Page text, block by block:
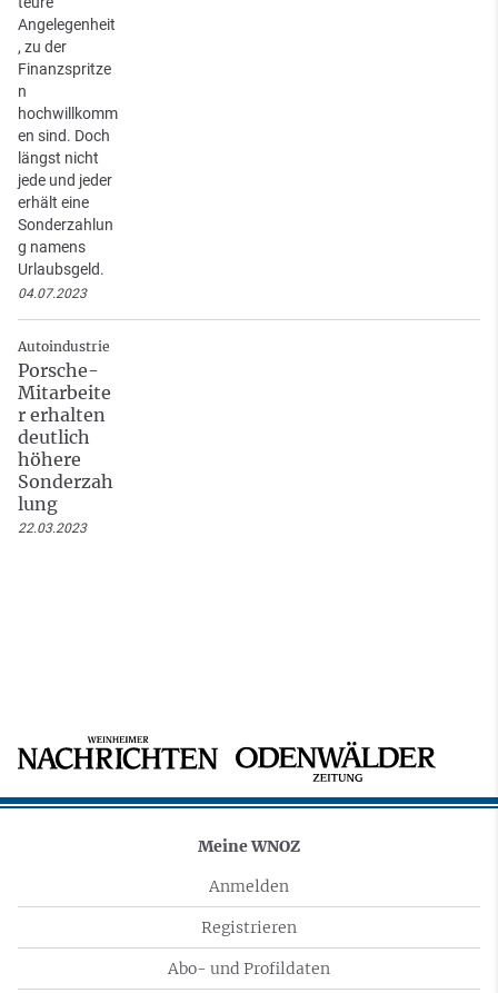
Angelegenheit
, zu der
Finanzspritze
n
hochwillkomm
en sind. Doch
längst nicht
jede und jeder
erhält eine
Sonderzahlun
g namens
Urlaubsgeld.
04.07.2023
Autoindustrie
Porsche-
Mitarbeite
r erhalten
deutlich
höhere
Sonderzah
lung
22.03.2023
Meine WNOZ
Anmelden
Registrieren
Abo- und Profildaten